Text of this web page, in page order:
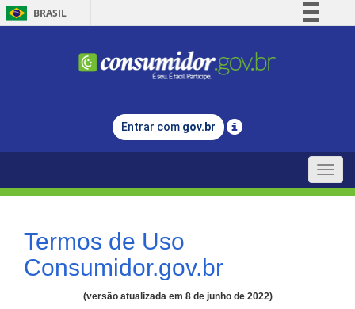
BRASIL
Comunica BR
Legislação
Entrar com gov.br
Toggle
Termos de Uso
Consumidor.gov.br
(versão atualizada em 8 de junho de 2022)